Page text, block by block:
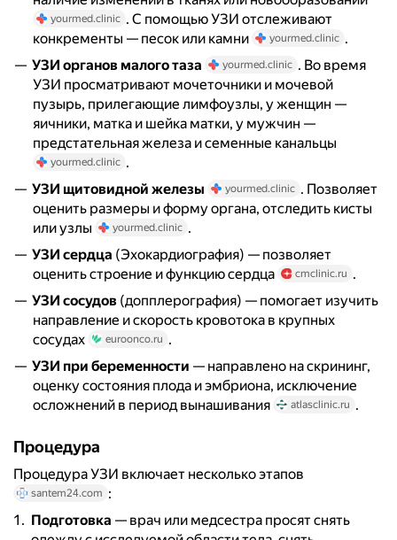
yourmed.clinic . С помощью УЗИ отслеживают
конкременты — песок или камни
yourmed.clinic .
УЗИ органов малого таза
yourmed.clinic . Во время
УЗИ просматривают мочеточники и мочевой
пузырь, прилегающие лимфоузлы, у женщин —
яичники, матка и шейка матки, у мужчин —
предстательная железа и семенные канальцы
yourmed.clinic .
УЗИ щитовидной железы
yourmed.clinic . Позволяет
оценить размеры и форму органа, отследить кисты
или узлы
yourmed.clinic .
УЗИ сердца (Эхокардиография) — позволяет
оценить строение и функцию сердца
cmclinic.ru .
УЗИ сосудов (допплерография) — помогает изучить
направление и скорость кровотока в крупных
сосудах
euroonco.ru .
УЗИ при беременности — направлено на скрининг,
оценку состояния плода и эмбриона, исключение
осложнений в период вынашивания
atlasclinic.ru .
Процедура
Процедура УЗИ включает несколько этапов
santem24.com :
Подготовка — врач или медсестра просят снять